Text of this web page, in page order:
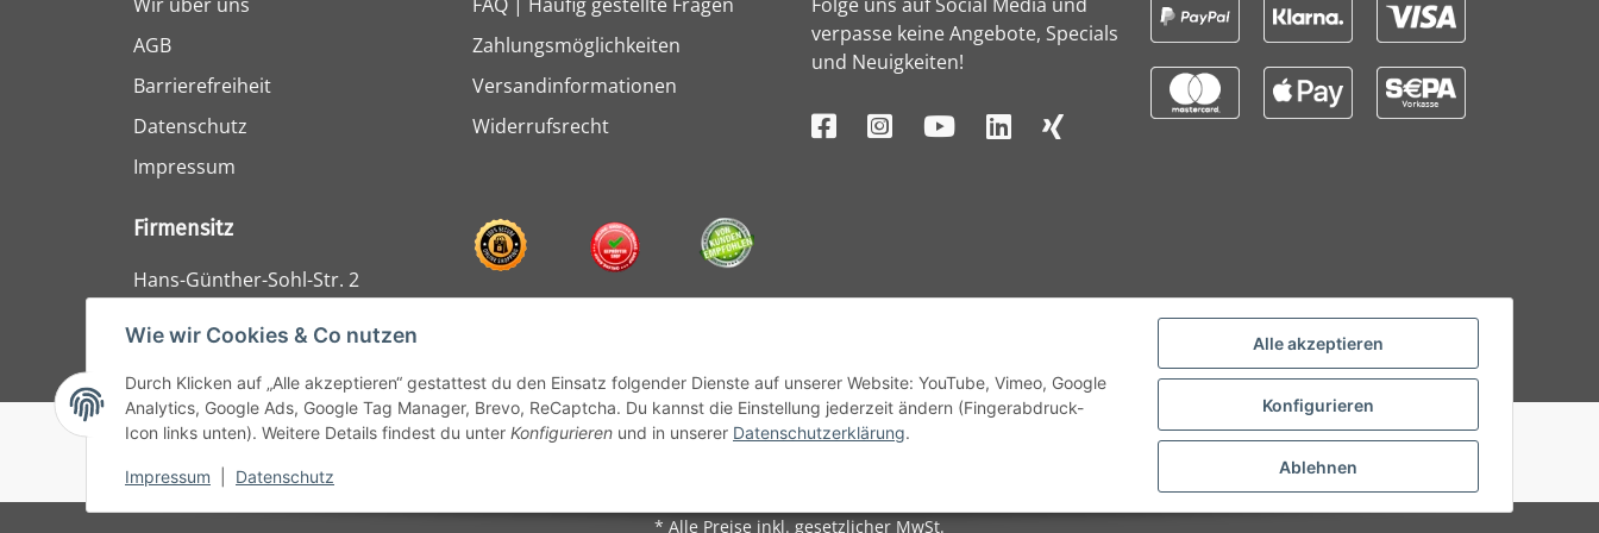
Alle akzeptieren
Konfigurieren
Ablehnen
Wie wir Cookies & Co nutzen
Durch Klicken auf „Alle akzeptieren“ gestattest du den Einsatz folgender Dienste auf unserer Website: YouTube, Vimeo, Google
Analytics, Google Ads, Google Tag Manager, Brevo, ReCaptcha. Du kannst die Einstellung jederzeit ändern (Fingerabdruck-
Icon links unten). Weitere Details findest du unter Konfigurieren und in unserer Datenschutzerklärung.
Impressum Datenschutz
AGB
Barrierefreiheit
Datenschutz
Impressum
Zahlungsmöglichkeiten
Versandinformationen
Widerrufsrecht
verpasse keine Angebote, Specials
und Neuigkeiten!
Firmensitz
Hans-Günther-Sohl-Str. 2
© 1964 - 2026 Lüllmann GmbH
© 1964 - 2024 Lüllmann GmbH
* Alle Preise inkl. gesetzlicher MwSt.